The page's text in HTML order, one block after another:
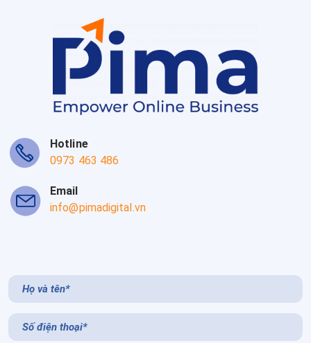
Hotline
0973 463 486
Email
info@pimadigital.vn